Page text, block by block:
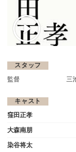
スタッフ
監督 三
キャスト
窪田正孝
大森南朋
染谷将太